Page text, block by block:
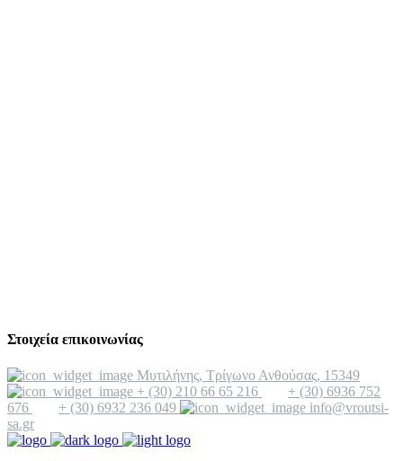
Στοιχεία επικοινωνίας
Μυτιλήνης, Τρίγωνο Ανθούσας, 15349
+ (30) 210 66 65 216
+ (30) 6936 752
676
+ (30) 6932 236 049
info@vroutsi-
sa.gr